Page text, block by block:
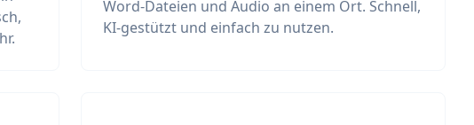
Word-Dateien und Audio an einem Ort. Schnell,
KI-gestützt und einfach zu nutzen.